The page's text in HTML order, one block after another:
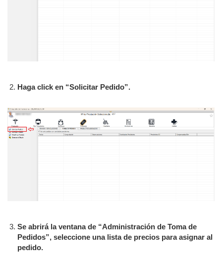
Haga click en “Solicitar Pedido”.
Se abrirá la ventana de “Administración de Toma de
Pedidos”, seleccione una lista de precios para asignar al
pedido.